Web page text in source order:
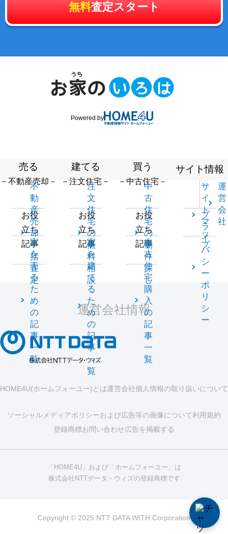
無料査定スタート
Powered by
売る
－不動産売却－
不
動
産
売
却
一
括
査
定
お役
立ち
記事
家
を
売
る
た
め
の
記
事
一
覧
建てる
－注文住宅－
注
文
住
宅
の
無
料
相
談
お役
立ち
記事
家
を
建
て
る
た
め
の
記
事
一
覧
買う
－中古住宅－
中
古
住
宅
の
物
件
探
し
お役
立ち
記事
中
古
住
宅
購
入
の
記
事
一
覧
サイト情報
サ
イ
ト
マ
ッ
プ
運
営
会
社
プ
ラ
イ
バ
シ
ー
ポ
リ
シ
ー
運営会社情報
HOME4U(ホームフォーユー)とは運営会社個人情報の取り扱いについて
ソーシャルメディアポリシーおよび広告等の画像について利用規約
登録商標お問い合わせ広告を掲載する
「HOME4U」および「ホームフォーユー」は
株式会社NTTデータ・ウィズの登録商標です
Copyright © 2025 NTT DATA WITH Corporation